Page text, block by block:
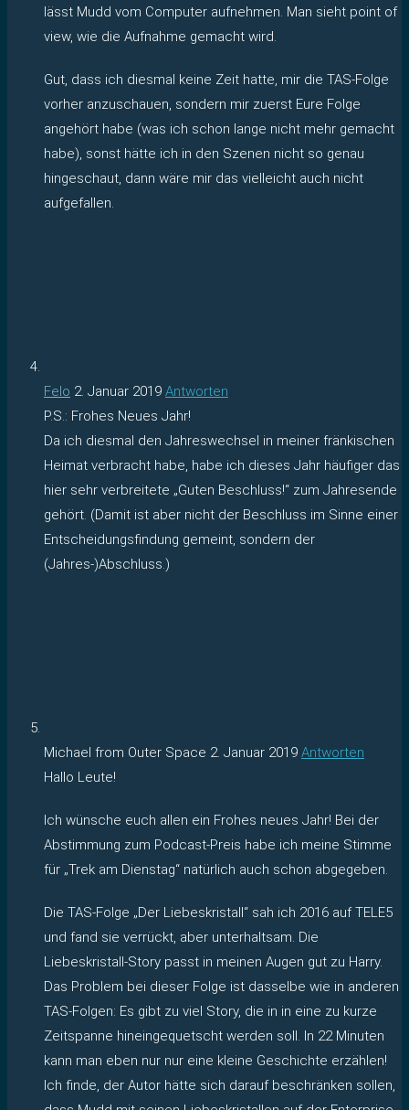
lässt Mudd vom Computer aufnehmen. Man sieht point of
view, wie die Aufnahme gemacht wird.
Gut, dass ich diesmal keine Zeit hatte, mir die TAS-Folge
vorher anzuschauen, sondern mir zuerst Eure Folge
angehört habe (was ich schon lange nicht mehr gemacht
habe), sonst hätte ich in den Szenen nicht so genau
hingeschaut, dann wäre mir das vielleicht auch nicht
aufgefallen.
Felo 2. Januar 2019 Antworten
P.S.: Frohes Neues Jahr!
Da ich diesmal den Jahreswechsel in meiner fränkischen
Heimat verbracht habe, habe ich dieses Jahr häufiger das
hier sehr verbreitete „Guten Beschluss!“ zum Jahresende
gehört. (Damit ist aber nicht der Beschluss im Sinne einer
Entscheidungsfindung gemeint, sondern der
(Jahres-)Abschluss.)
Michael from Outer Space 2. Januar 2019 Antworten
Hallo Leute!
Ich wünsche euch allen ein Frohes neues Jahr! Bei der
Abstimmung zum Podcast-Preis habe ich meine Stimme
für „Trek am Dienstag“ natürlich auch schon abgegeben.
Die TAS-Folge „Der Liebeskristall“ sah ich 2016 auf TELE5
und fand sie verrückt, aber unterhaltsam. Die
Liebeskristall-Story passt in meinen Augen gut zu Harry.
Das Problem bei dieser Folge ist dasselbe wie in anderen
TAS-Folgen: Es gibt zu viel Story, die in in eine zu kurze
Zeitspanne hineingequetscht werden soll. In 22 Minuten
kann man eben nur nur eine kleine Geschichte erzählen!
Ich finde, der Autor hätte sich darauf beschränken sollen,